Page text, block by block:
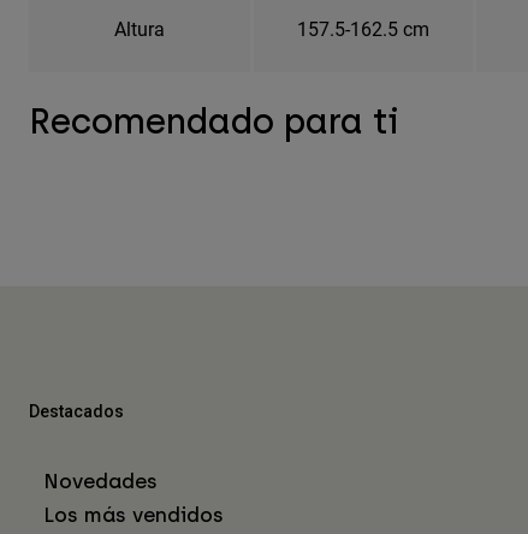
Altura 157.5-162.5 cm
Recomendado para ti
Destacados
Novedades
Los más vendidos